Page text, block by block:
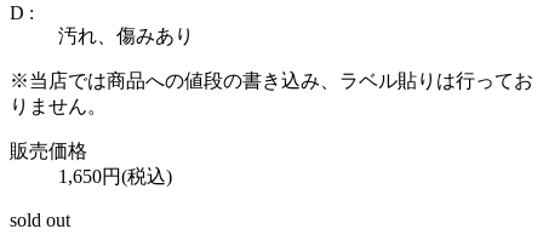
D :
汚れ、傷みあり
※当店では商品への値段の書き込み、ラベル貼りは行ってお
りません。
販売価格
1,650円(税込)
sold out